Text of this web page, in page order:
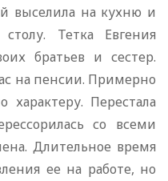
выселила на кухню и
Тетка Евгения
братьев и сестер.
на пенсии. Примерно
Перестала
со всеми
Длительное время
ее на работе, но